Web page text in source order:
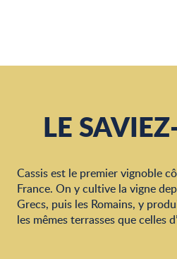
LE
Cassis est le premier vignoble
France. On y cultive la vigne
Grecs, puis les Romains, y
les mêmes terrasses que celles